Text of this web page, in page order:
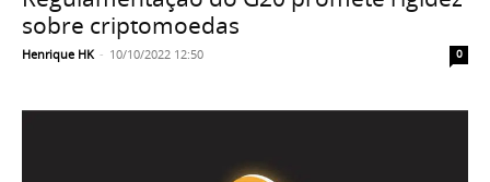
sobre criptomoedas
Henrique HK - 10/10/2022 12:50 0